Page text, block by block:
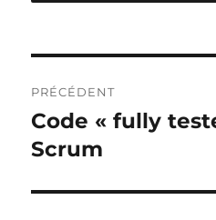
de
l’article
PRÉCÉDENT
Publication
précédente :
Code « fully
Scrum